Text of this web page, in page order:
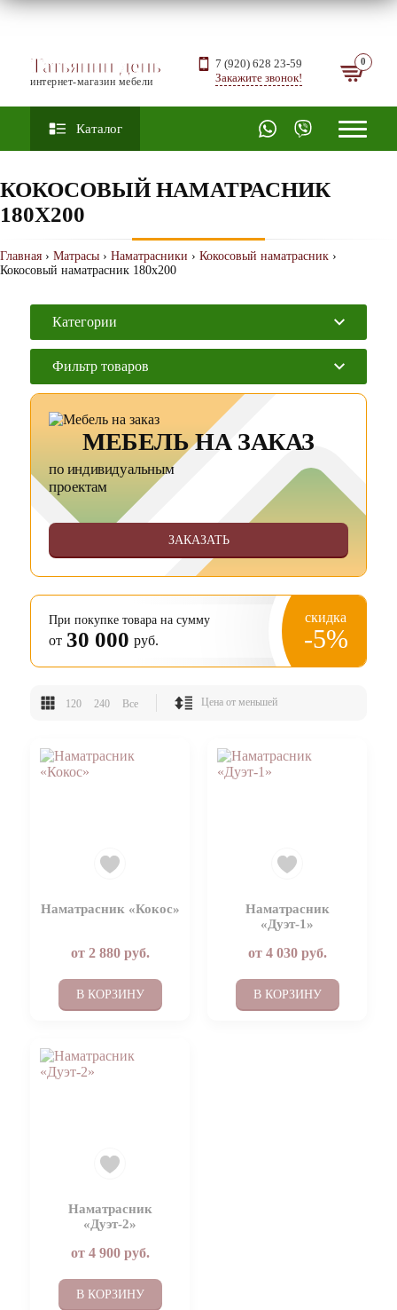
Татьянин день
интернет-магазин мебели
7 (920) 628 23-59
Закажите звонок!
Каталог
КОКОСОВЫЙ НАМАТРАСНИК
180Х200
Главная › Матрасы › Наматрасники › Кокосовый наматрасник ›
Кокосовый наматрасник 180х200
Категории
Фильтр товаров
МЕБЕЛЬ НА ЗАКАЗ
по индивидуальным
проектам
ЗАКАЗАТЬ
При покупке товара на сумму
от 30 000 руб.
скидка
-5%
120 240 Все
Наматрасник «Кокос»
от 2 880руб.
В КОРЗИНУ
Наматрасник
«Дуэт-1»
от 4 030руб.
В КОРЗИНУ
Наматрасник
«Дуэт-2»
от 4 900руб.
В КОРЗИНУ